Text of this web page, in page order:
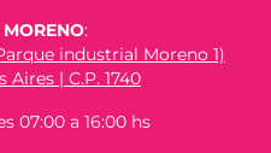
MORENO:
industrial Moreno 1)
Aires | C.P. 1740
07:00 a 16:00 hs